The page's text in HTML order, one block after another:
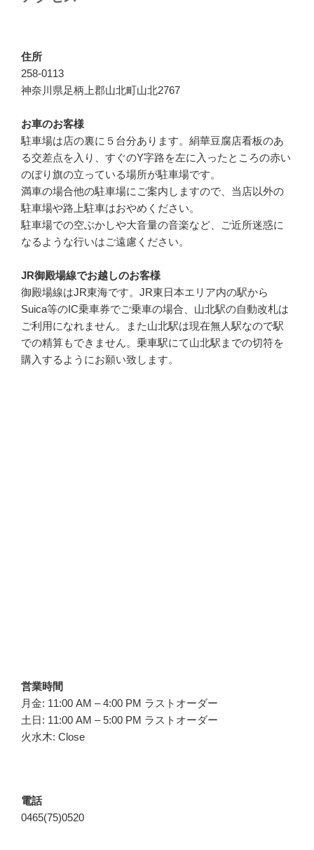
住所
258-0113
神奈川県足柄上郡山北町山北2767
お車のお客様
駐車場は店の裏に５台分あります。絹華豆腐店看板のあ
る交差点を入り、すぐのY字路を左に入ったところの赤い
のぼり旗の立っている場所が駐車場です。
満車の場合他の駐車場にご案内しますので、当店以外の
駐車場や路上駐車はおやめください。
駐車場での空ぶかしや大音量の音楽など、ご近所迷惑に
なるような行いはご遠慮ください。
JR御殿場線でお越しのお客様
御殿場線はJR東海です。JR東日本エリア内の駅から
Suica等のIC乗車券でご乗車の場合、山北駅の自動改札は
ご利用になれません。また山北駅は現在無人駅なので駅
での精算もできません。乗車駅にて山北駅までの切符を
購入するようにお願い致します。
営業時間
月金: 11:00 AM – 4:00 PM ラストオーダー
土日: 11:00 AM – 5:00 PM ラストオーダー
火水木: Close
電話
0465(75)0520